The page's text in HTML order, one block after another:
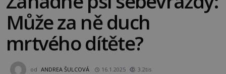
Může za ně duch
mrtvého dítěte?
od ANDREA ŠULCOVÁ 16.1.2025 3.2tis